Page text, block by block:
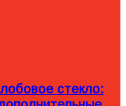
стекло: